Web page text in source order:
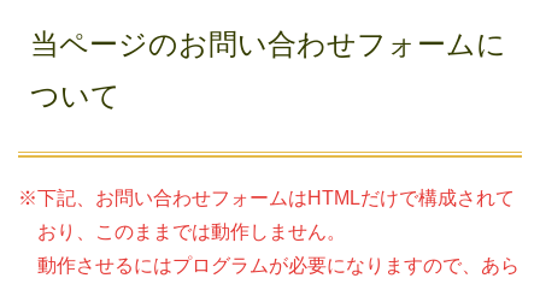
当ページのお問い合わせフォームに
ついて
※下記、お問い合わせフォームはHTMLだけで構成されて
おり、このままでは動作しません。
動作させるにはプログラムが必要になりますので、あら